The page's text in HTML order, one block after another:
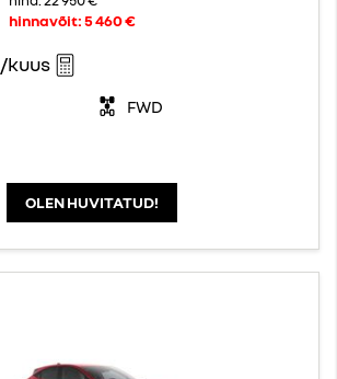
hinnavõit:5 460 €
/kuus
FWD
OLEN HUVITATUD!